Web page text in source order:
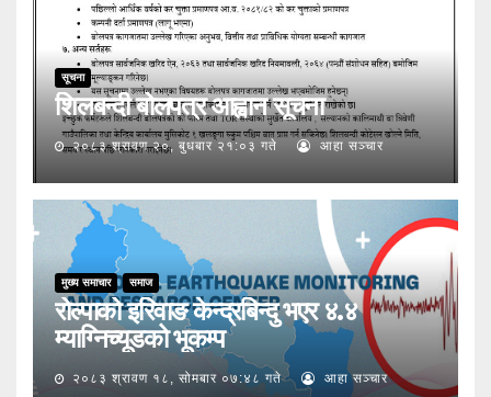
सूचना
शिलबन्दी बोलपत्र आह्वान सूचना
२०८३ श्रावण २०, बुधबार २१:०३ गते आहा सञ्चार
मुख्य समाचार समाज
रोल्पाको इरिवाङ केन्द्रबिन्दु भएर ४.४
म्याग्निच्यूडको भूकम्प
२०८३ श्रावण १८, सोमबार ०७:४८ गते आहा सञ्चार